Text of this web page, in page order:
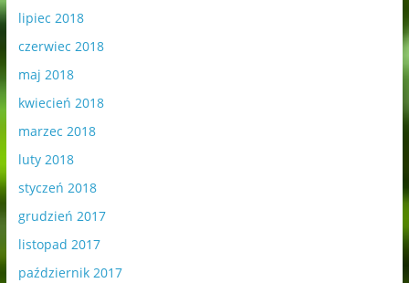
lipiec 2018
czerwiec 2018
maj 2018
kwiecień 2018
marzec 2018
luty 2018
styczeń 2018
grudzień 2017
listopad 2017
październik 2017